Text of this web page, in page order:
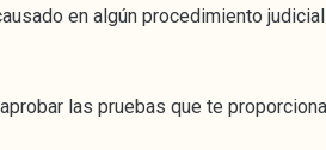
en algún procedimiento
las pruebas que te